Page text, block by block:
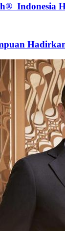
Indonesia